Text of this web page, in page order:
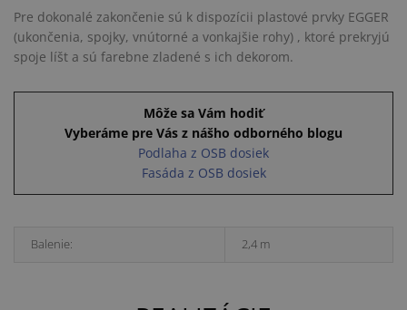
Pre dokonalé zakončenie sú k dispozícii plastové prvky EGGER
(ukončenia, spojky, vnútorné a vonkajšie rohy) , ktoré prekryjú
spoje líšt a sú farebne zladené s ich dekorom.
Môže sa Vám hodiť
Vyberáme pre Vás z nášho odborného blogu
Podlaha z OSB dosiek
Fasáda z OSB dosiek
Balenie: 2,4 m